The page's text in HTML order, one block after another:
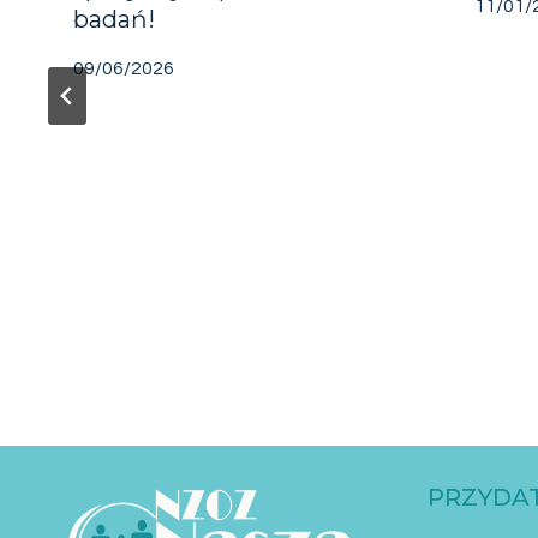
badań!
09/06/2026
11/01/